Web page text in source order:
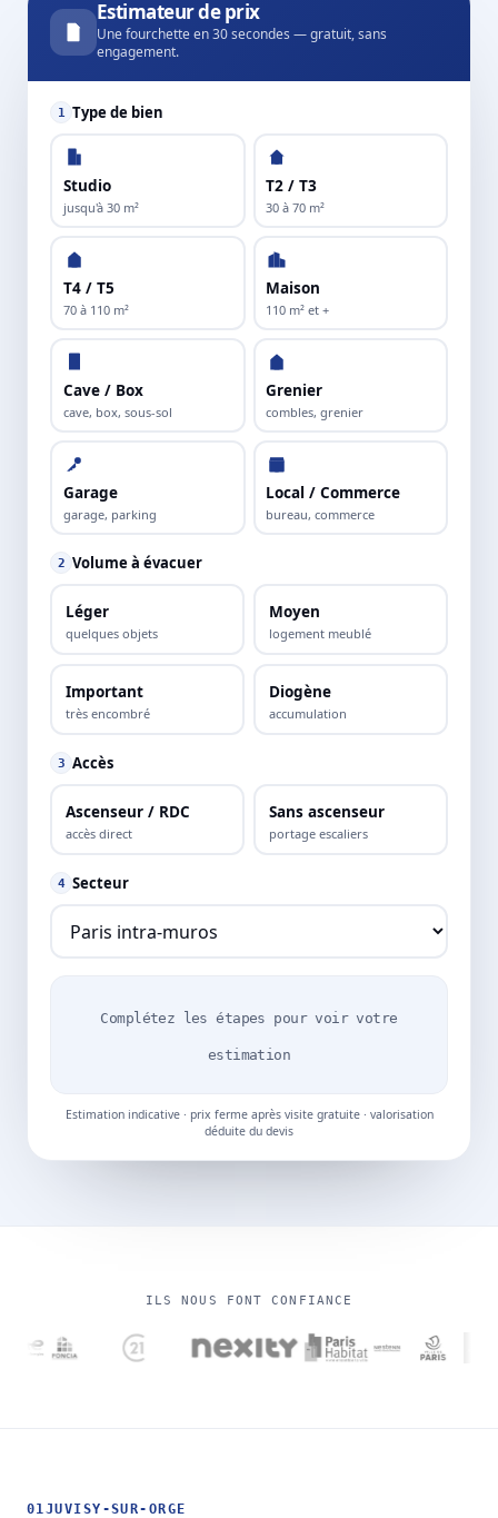
Estimateur de prix
Une fourchette en 30 secondes — gratuit, sans
engagement.
1 Type de bien
Studio
jusqu'à 30 m²
T2 / T3
30 à 70 m²
T4 / T5
70 à 110 m²
Maison
110 m² et +
Cave / Box
cave, box, sous-sol
Grenier
combles, grenier
Garage
garage, parking
Local / Commerce
bureau, commerce
2 Volume à évacuer
Léger
quelques objets
Moyen
logement meublé
Important
très encombré
Diogène
accumulation
3 Accès
Ascenseur / RDC
accès direct
Sans ascenseur
portage escaliers
4 Secteur
Complétez les étapes pour voir votre
estimation
Estimation indicative · prix ferme après visite gratuite · valorisation
déduite du devis
ILS NOUS FONT CONFIANCE
01JUVISY-SUR-ORGE